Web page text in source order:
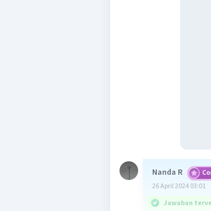
Nanda R
26 April 2024 03:01
Jawaban